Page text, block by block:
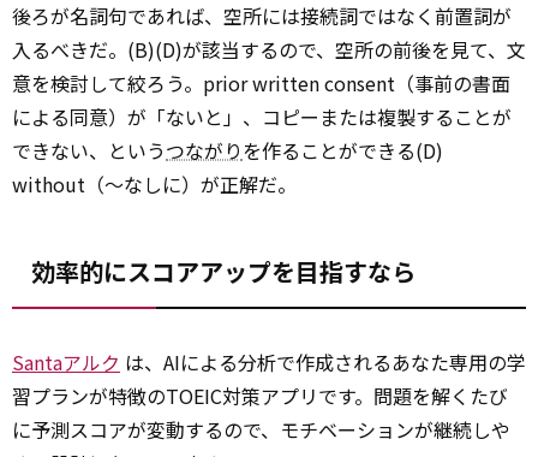
後ろが名詞句であれば、空所には接続詞ではなく前置詞が
入るべきだ。(B)(D)が該当するので、空所の前後を見て、文
意を検討して絞ろう。prior written consent（事前の書面
による同意）が「ないと」、コピーまたは複製することが
できない、というつながりを作ることができる(D)
without（～なしに）が正解だ。
効率的にスコアアップを目指すなら
Santaアルク は、AIによる分析で作成されるあなた専用の学
習プランが特徴のTOEIC対策アプリです。問題を解くたび
に予測スコアが変動するので、モチベーションが継続しや